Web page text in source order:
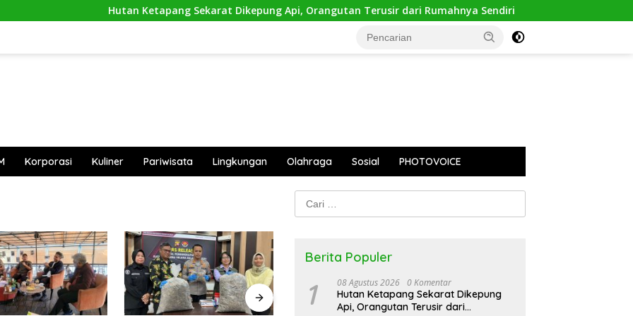
Hutan Ketapang Sekarat Dikepung Api, Orangutan Terusir dari Rumahnya Sendiri
Korporasi Kuliner Pariwisata Lingkungan Olahraga Sosial PHOTOVOICE
Cari
untuk:
Berita Populer
1 08 Agustus 2026 0 Komentar
Hutan Ketapang Sekarat Dikepung
Api, Orangutan Terusir dari